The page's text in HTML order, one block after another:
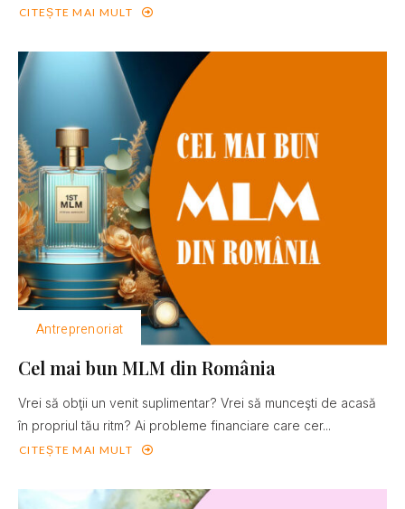
CITEȘTE MAI MULT
Antreprenoriat
Cel mai bun MLM din România
Vrei să obţii un venit suplimentar? Vrei să munceşti de acasă
în propriul tău ritm? Ai probleme financiare care cer...
CITEȘTE MAI MULT